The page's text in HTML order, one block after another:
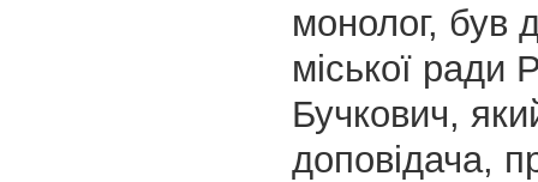
монолог, був
міської ради
Бучкович,
доповідача,